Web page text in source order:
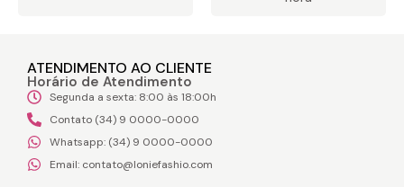
ATENDIMENTO AO CLIENTE
Horário de Atendimento
Segunda a sexta: 8:00 às 18:00h
Contato (34) 9 0000-0000
Whatsapp: (34) 9 0000-0000
Email: contato@loniefashio.com